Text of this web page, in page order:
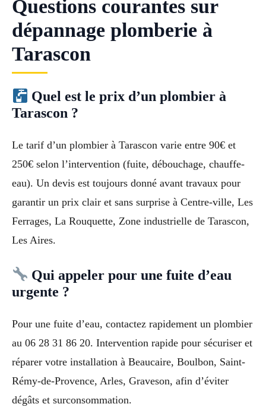
Questions courantes sur
dépannage plomberie à
Tarascon
Quel est le prix d’un plombier à
Tarascon ?
Le tarif d’un plombier à Tarascon varie entre 90€ et
250€ selon l’intervention (fuite, débouchage, chauffe-
eau). Un devis est toujours donné avant travaux pour
garantir un prix clair et sans surprise à Centre-ville, Les
Ferrages, La Rouquette, Zone industrielle de Tarascon,
Les Aires.
Qui appeler pour une fuite d’eau
urgente ?
Pour une fuite d’eau, contactez rapidement un plombier
au 06 28 31 86 20. Intervention rapide pour sécuriser et
réparer votre installation à Beaucaire, Boulbon, Saint-
Rémy-de-Provence, Arles, Graveson, afin d’éviter
dégâts et surconsommation.